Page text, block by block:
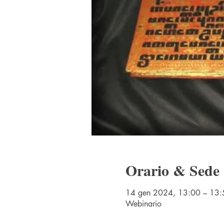
Orario & Sede
14 gen 2024, 13:00 –
Webinario